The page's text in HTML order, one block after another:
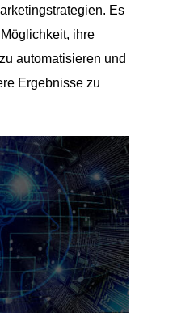
Es
ihre
automatisieren und
Ergebnisse zu